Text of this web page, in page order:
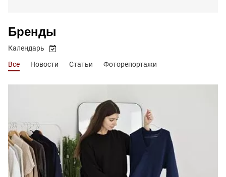
Бренды
Все Новости Статьи Фоторепортажи
Календарь